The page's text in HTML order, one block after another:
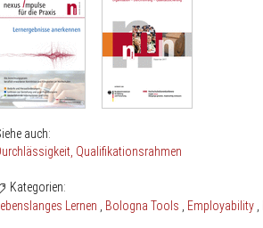
auch:
Qualifikationsrahmen
Kategorien:
Lernen
Bologna Tools Employability